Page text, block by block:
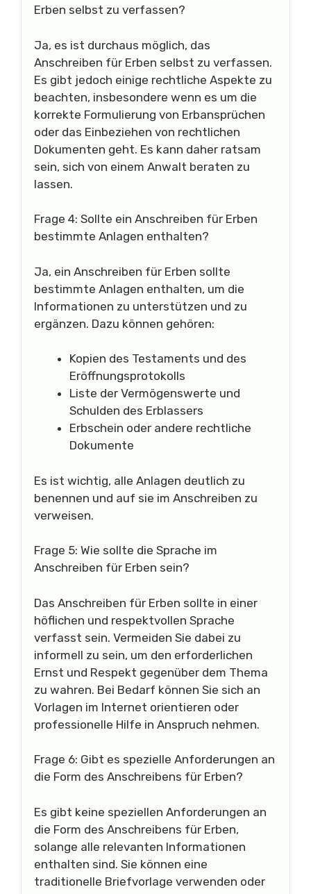
Erben selbst zu verfassen?
Ja, es ist durchaus möglich, das
Anschreiben für Erben selbst zu verfassen.
Es gibt jedoch einige rechtliche Aspekte zu
beachten, insbesondere wenn es um die
korrekte Formulierung von Erbansprüchen
oder das Einbeziehen von rechtlichen
Dokumenten geht. Es kann daher ratsam
sein, sich von einem Anwalt beraten zu
lassen.
Frage 4: Sollte ein Anschreiben für Erben
bestimmte Anlagen enthalten?
Ja, ein Anschreiben für Erben sollte
bestimmte Anlagen enthalten, um die
Informationen zu unterstützen und zu
ergänzen. Dazu können gehören:
Kopien des Testaments und des
Eröffnungsprotokolls
Liste der Vermögenswerte und
Schulden des Erblassers
Erbschein oder andere rechtliche
Dokumente
Es ist wichtig, alle Anlagen deutlich zu
benennen und auf sie im Anschreiben zu
verweisen.
Frage 5: Wie sollte die Sprache im
Anschreiben für Erben sein?
Das Anschreiben für Erben sollte in einer
höflichen und respektvollen Sprache
verfasst sein. Vermeiden Sie dabei zu
informell zu sein, um den erforderlichen
Ernst und Respekt gegenüber dem Thema
zu wahren. Bei Bedarf können Sie sich an
Vorlagen im Internet orientieren oder
professionelle Hilfe in Anspruch nehmen.
Frage 6: Gibt es spezielle Anforderungen an
die Form des Anschreibens für Erben?
Es gibt keine speziellen Anforderungen an
die Form des Anschreibens für Erben,
solange alle relevanten Informationen
enthalten sind. Sie können eine
traditionelle Briefvorlage verwenden oder